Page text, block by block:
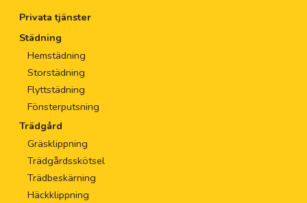
Privata tjänster
Städning
Hemstädning
Storstädning
Flyttstädning
Fönsterputsning
Trädgård
Gräsklippning
Trädgårdsskötsel
Trädbeskärning
Häckklippning